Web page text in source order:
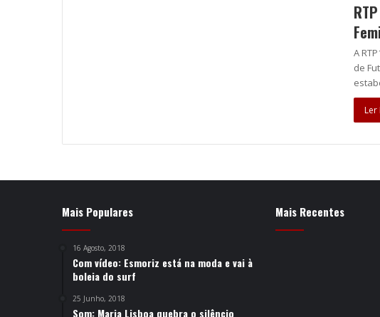
A
de
Ler
Mais Populares
16 Agosto, 2018
Com vídeo: Esmoriz está na moda e vai à
boleia do surf
25 Junho, 2018
Som: Maria Lisboa quebra o silêncio
Mais Recentes